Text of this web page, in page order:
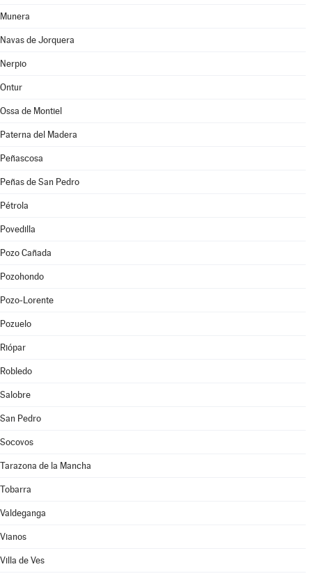
Munera
Navas de Jorquera
Nerpio
Ontur
Ossa de Montiel
Paterna del Madera
Peñascosa
Peñas de San Pedro
Pétrola
Povedilla
Pozo Cañada
Pozohondo
Pozo-Lorente
Pozuelo
Riópar
Robledo
Salobre
San Pedro
Socovos
Tarazona de la Mancha
Tobarra
Valdeganga
Vianos
Villa de Ves